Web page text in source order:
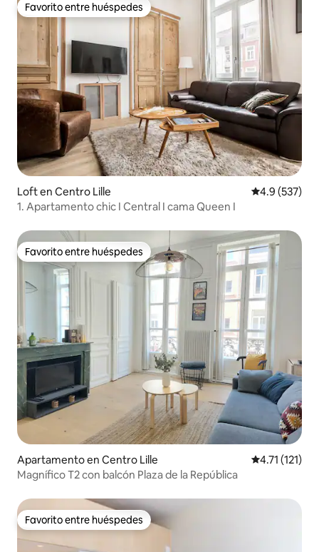
Favorito entre huéspedes
Favorito entre huéspedes
Loft en Centro Lille Calificación
4.9 (537)
1. Apartamento chic I Central I cama Queen I
Favorito entre huéspedes
Favorito entre huéspedes
Apartamento en Centro Lille Calificación
4.71 (121)
Magnífico T2 con balcón Plaza de la República
Favorito entre huéspedes
Favorito entre huéspedes